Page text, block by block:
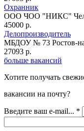
Охранник
ООО ЧОО "НИКС"
45000 р.
Делопроизводитель
МБДОУ № 73 Ростов-
27093 р.
больше вакансий
Хотите получать
вакансии на почту?
Введите ваш e-mail... *